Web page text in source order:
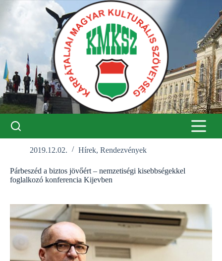
2019.12.02. Hírek, Rendezvények
Párbeszéd a biztos jövőért – nemzetiségi kisebbségekkel
foglalkozó konferencia Kijevben